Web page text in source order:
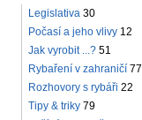
Legislativa 30
Počasí a jeho vlivy 12
Jak vyrobit ...? 51
Rybaření v zahraničí 77
Rozhovory s rybáři 22
Tipy & triky 79